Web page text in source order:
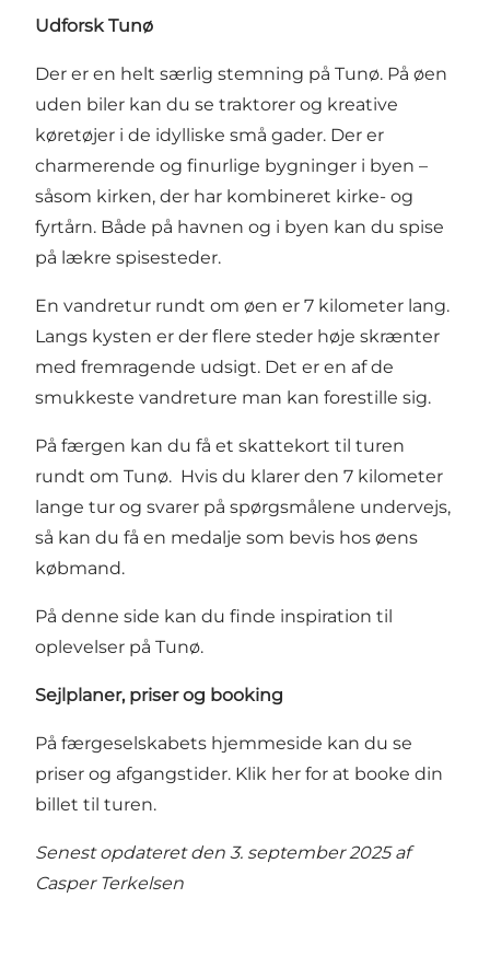
Udforsk Tunø
Der er en helt særlig stemning på Tunø. På øen
uden biler kan du se traktorer og kreative
køretøjer i de idylliske små gader. Der er
charmerende og finurlige bygninger i byen –
såsom kirken, der har kombineret kirke- og
fyrtårn. Både på havnen og i byen kan du spise
på lækre spisesteder.
En vandretur rundt om øen er 7 kilometer lang.
Langs kysten er der flere steder høje skrænter
med fremragende udsigt. Det er en af de
smukkeste vandreture man kan forestille sig.
På færgen kan du få et skattekort til turen
rundt om Tunø. Hvis du klarer den 7 kilometer
lange tur og svarer på spørgsmålene undervejs,
så kan du få en medalje som bevis hos øens
købmand.
På denne side kan du finde inspiration til
oplevelser på Tunø.
Sejlplaner, priser og booking
På færgeselskabets hjemmeside kan du se
priser og afgangstider. Klik her for at booke din
billet til turen.
Senest opdateret den 3. september 2025 af
Casper Terkelsen